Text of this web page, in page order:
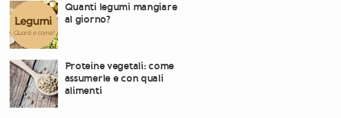
Quanti legumi mangiare
al giorno?
Proteine vegetali: come
assumerle e con quali
alimenti